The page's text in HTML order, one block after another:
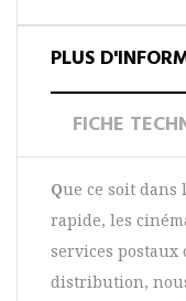
PLUS
FICHE
Que ce soit dans
rapide, les
services
distribution,